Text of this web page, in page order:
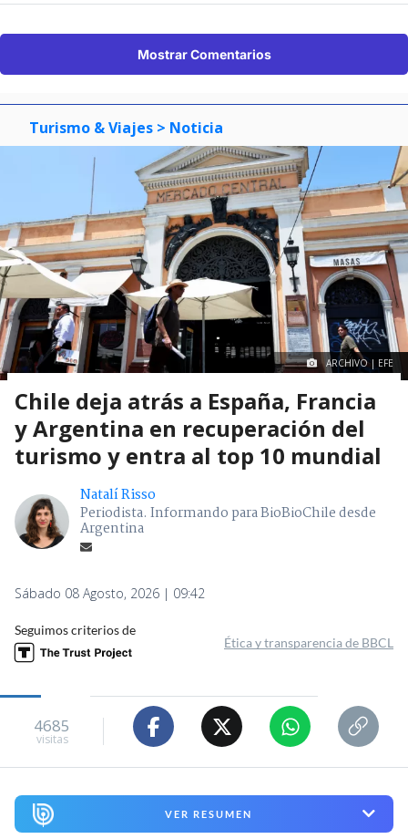
Mostrar Comentarios
Turismo & Viajes > Noticia
ARCHIVO | EFE
Chile deja atrás a España, Francia
y Argentina en recuperación del
turismo y entra al top 10 mundial
Natalí Risso
Periodista. Informando para BioBioChile desde
Argentina
Sábado 08 Agosto, 2026 | 09:42
Seguimos criterios de
Ética y transparencia de BBCL
4685
visitas
VER RESUMEN